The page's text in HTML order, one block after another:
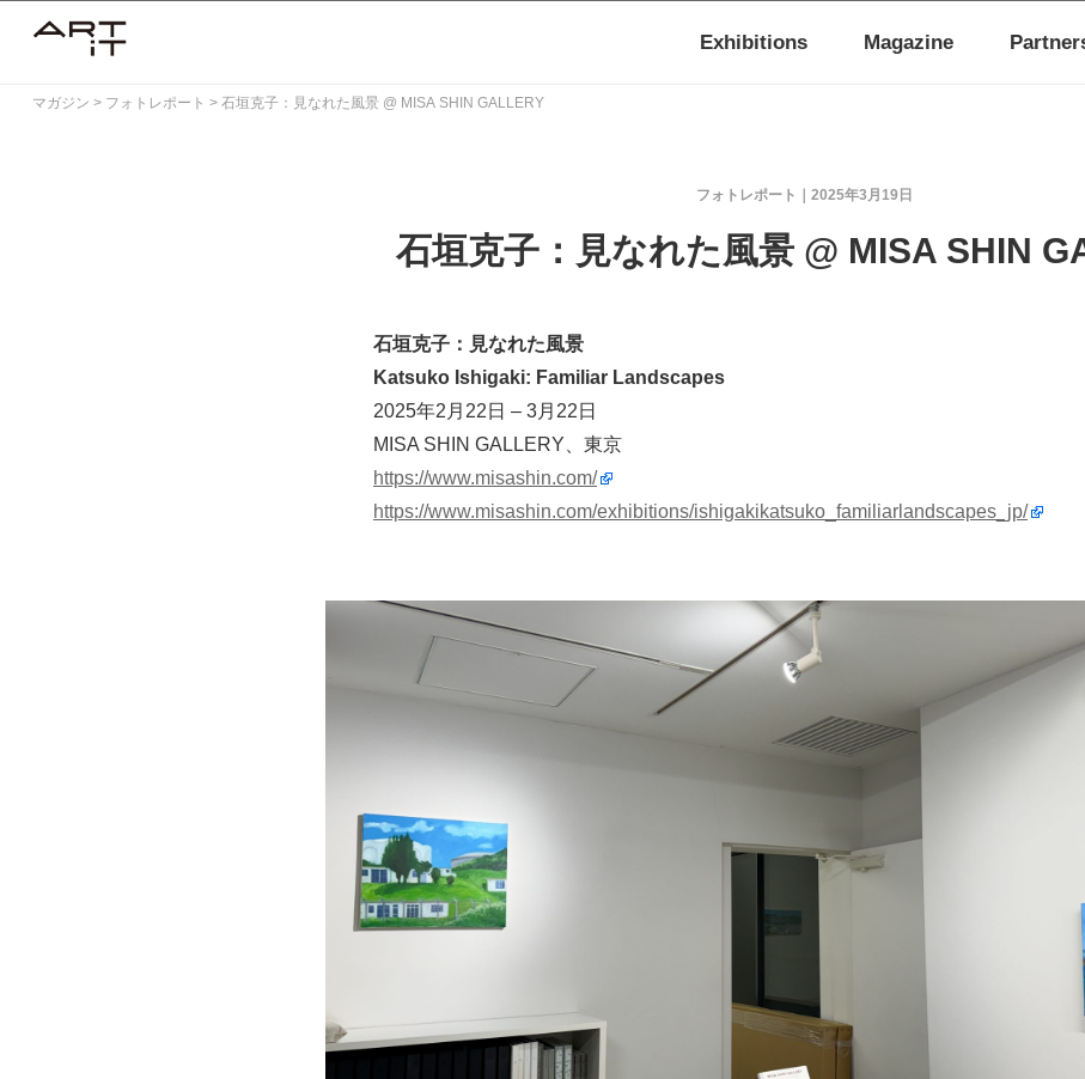
Exhibitions Magazine
マガジン > フォトレポート > 石垣克子：見なれた風景 @ MISA SHIN GALLERY
2025年3月19日
フォトレポート
石垣克子：見なれた風景 @ MISA SHIN
石垣克子：見なれた風景
Katsuko Ishigaki: Familiar Landscapes
2025年2月22日 – 3月22日
MISA SHIN GALLERY、東京
https://www.misashin.com/
https://www.misashin.com/exhibitions/ishigakikatsuko_familiarlandscapes_jp/